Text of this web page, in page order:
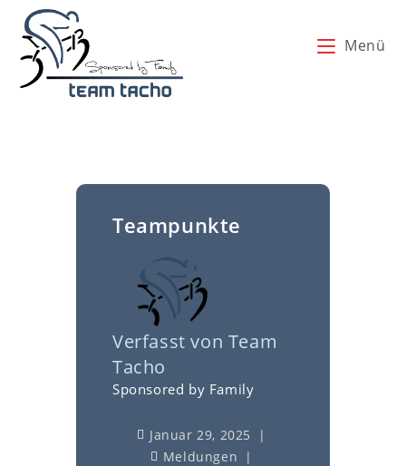
Inhalt
springen
Menü
Teampunkte
Verfasst von Team
Tacho
Sponsored by Family
Januar 29, 2025
Meldungen